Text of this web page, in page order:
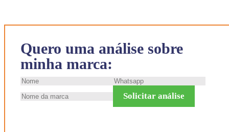
Quero uma análise sobre
minha marca:
Solicitar análise